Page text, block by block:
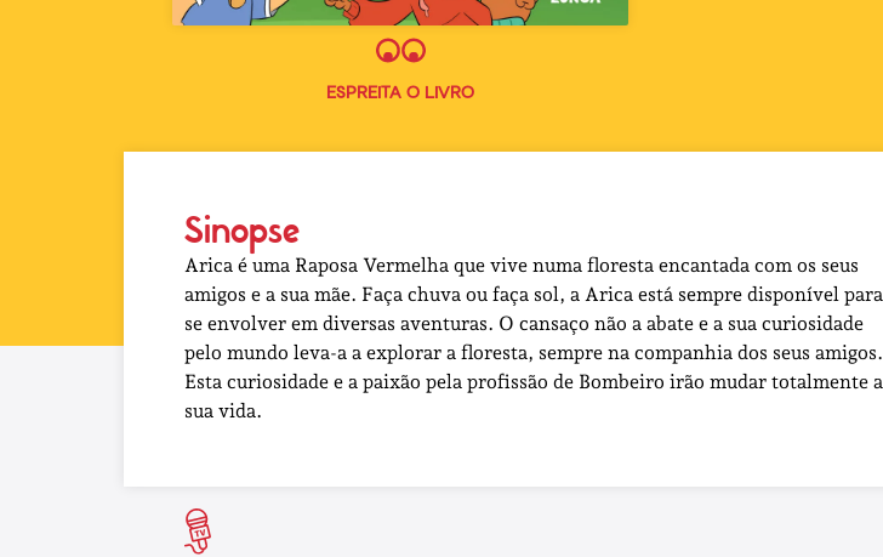
ESPREITA O LIVRO
Sinopse
Arica é uma Raposa Vermelha que vive numa floresta encantada com os seus
amigos e a sua mãe. Faça chuva ou faça sol, a Arica está sempre disponível para
se envolver em diversas aventuras. O cansaço não a abate e a sua curiosidade
pelo mundo leva-a a explorar a floresta, sempre na companhia dos seus amigos.
Esta curiosidade e a paixão pela profissão de Bombeiro irão mudar totalmente a
sua vida.